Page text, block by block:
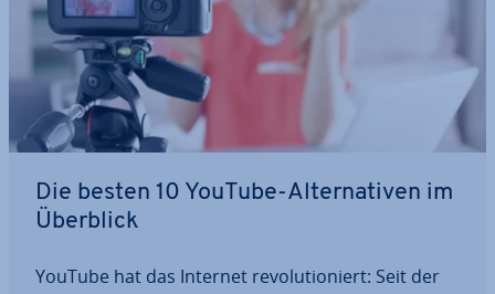
Die besten 10 YouTube-Al­ter­na­ti­ven im
Überblick
YouTube hat das Internet re­vo­lu­tio­niert: Seit der